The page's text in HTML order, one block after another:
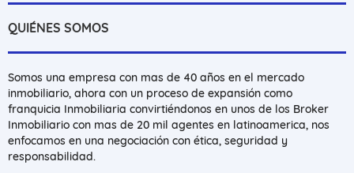
QUIÉNES SOMOS
Somos una empresa con mas de 40 años en el mercado
inmobiliario, ahora con un proceso de expansión como
franquicia Inmobiliaria convirtiéndonos en unos de los Broker
Inmobiliario con mas de 20 mil agentes en latinoamerica, nos
enfocamos en una negociación con ética, seguridad y
responsabilidad.